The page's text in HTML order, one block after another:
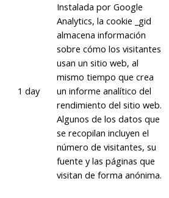
1 day
Instalada por Google
Analytics, la cookie _gid
almacena información
sobre cómo los visitantes
usan un sitio web, al
mismo tiempo que crea
un informe analítico del
rendimiento del sitio web.
Algunos de los datos que
se recopilan incluyen el
número de visitantes, su
fuente y las páginas que
visitan de forma anónima.